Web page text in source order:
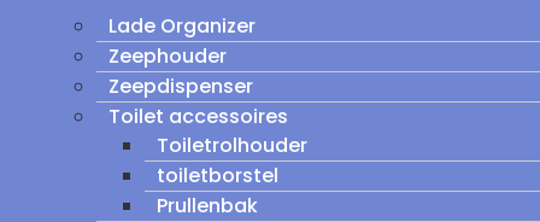
Lade Organizer
Zeephouder
Zeepdispenser
Toilet accessoires
Toiletrolhouder
toiletborstel
Prullenbak